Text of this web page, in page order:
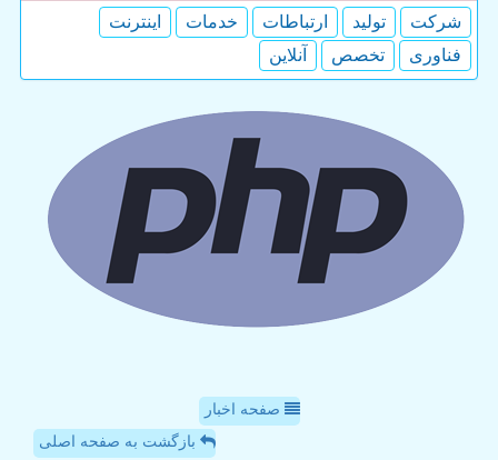
شركت تولید ارتباطات خدمات
اینترنت
فناوری
تخصص آنلاین
صفحه اخبار
بازگشت به صفحه اصلی